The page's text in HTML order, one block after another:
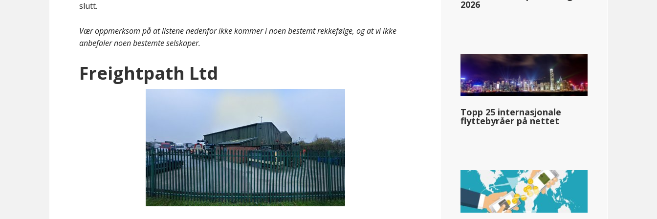
slutt.
Vær oppmerksom på at listene nedenfor ikke kommer i noen bestemt rekkefølge, og at vi ikke
anbefaler noen bestemte selskaper.
Freightpath Ltd
2026
Topp 25 internasjonale
flyttebyråer på nettet